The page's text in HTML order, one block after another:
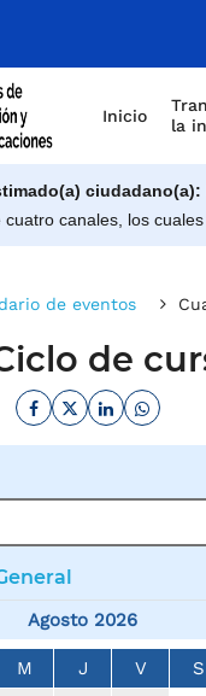
Inicio
la
ciudadano(a):
cuatro canales, los
de eventos
de
Facebook
TwitterLinkedin
Agosto 2026
M J V S